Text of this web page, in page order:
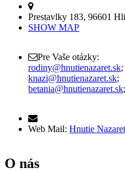
Prestavlky 183, 96601
SHOW MAP
Pre Vaše otázky:
rodiny@hnutienazaret.sk;
knazi@hnutienazaret.sk;
betania@hnutienazaret.sk;
Web Mail: Hnutie Nazaret
O nás